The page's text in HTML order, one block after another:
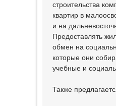
строительства
квартир в
и на
Предоставлять
обмен на
которые они
учебные и
Также